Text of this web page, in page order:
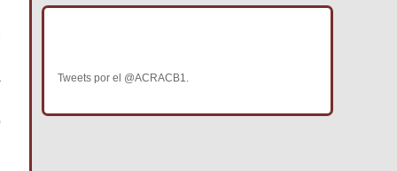
Tweets por el @ACRACB1.